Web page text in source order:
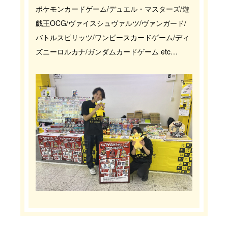
ポケモンカードゲーム/デュエル・マスターズ/遊
戯王OCG/ヴァイスシュヴァルツ/ヴァンガード/
バトルスピリッツ/ワンピースカードゲーム/ディ
ズニーロルカナ/ガンダムカードゲーム etc…